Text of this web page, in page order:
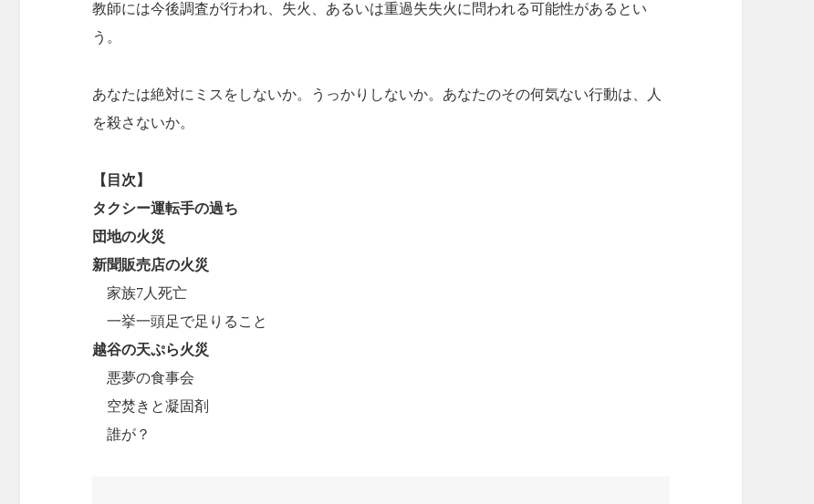
教師には今後調査が行われ、失火、あるいは重過失失火に問われる可能性があるとい
う。
あなたは絶対にミスをしないか。うっかりしないか。あなたのその何気ない行動は、人
を殺さないか。
【目次】
タクシー運転手の過ち
団地の火災
新聞販売店の火災
家族7人死亡
一挙一頭足で足りること
越谷の天ぷら火災
悪夢の食事会
空焚きと凝固剤
誰が？